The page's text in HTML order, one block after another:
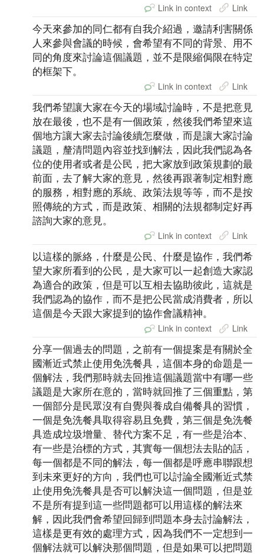
Link in context Link
今天來參加的同仁都有自我介紹過，邀請利害關係
人來參與會議的時候，會希望有不同的背景、用不
同的角度來討論這個議題，並不是限縮侷限在特定
的框架下。
Link in context Link
我們希望讓大家在今天的場域討論時，不是把意見
放在最後，也不是有一個政策，然後我們希望來這
個地方讓大家去討論後續怎麼做，而是讓大家討論
議題，釐清問題內容並找到解法，因此我們認為各
位的使用者或者是公民，把大家放到政策規劃的最
前面，去了解大家的意見，然後再跟著制定相對應
的服務，相對應的系統、政策法規等等，而不是按
照傳統的方式，而是政策、相關的法規都制定好再
諮詢大家的意見。
Link in context Link
以這樣的脈絡，什麼是公民、什麼是協作，我們希
望大家所看到的公民，是大家可以一起創造大家認
為適合的政策，但是可以互相去協助彼此，這就是
我們認為的協作，而不是把公民當成消費者，所以
這個是今天跟大家提到的協作會議精神。
Link in context Link
分享一個過去的問題，之前有一個提案是有關於全
國漸近式禁止使用免洗餐具，這個本身的命題是一
個解法，我們那時就去回推這個議題當中有哪一些
議題是大家所在意的，當時就回推了三個重點，第
一個部分是民眾沒有自覺與養成自備餐具的習慣，
一個是免洗餐具取得容易且免費，第三個是免洗餐
具造成垃圾增量、替代方案不足，有一些是治本、
有一些是治標的方式，其實每一個想法去貼的話，
每一個都是不同的解法，每一個都是呼應串聯跟想
到未來更好的方向，我們也可以討論全國漸近式禁
止使用免洗餐具是否可以解決這一個問題，但是並
不是所有提到這一些問題都可以用這樣的解法來
解，因此我們會希望回歸到問題本身去討論解法，
這樣是更有效的處理方式，因為我們不一定想到一
個解法就可以解決那個問題，但是如果可以把問題